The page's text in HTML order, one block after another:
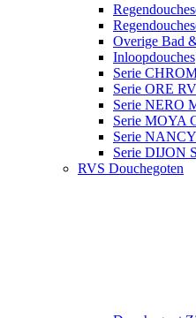
Overige Bad
Inloopdouches
Serie
Serie ORE
Serie NERO
Serie MOYA
Serie
Serie DIJON
RVS Douchegoten